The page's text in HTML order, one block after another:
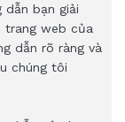
bạn giải
trang web của
dẫn rõ ràng và
chúng tôi